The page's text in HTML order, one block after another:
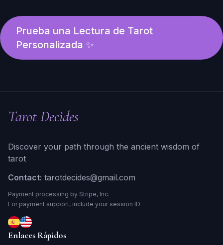
Prueba una Lectura de Tarot
Personalizada ✨
Tarot Decides
Discover your path through the ancient wisdom of
tarot
Contact: tarotdecides@gmail.com
Payment processing by Stripe, Inc.
For payment support, include your session ID
Enlaces Rápidos